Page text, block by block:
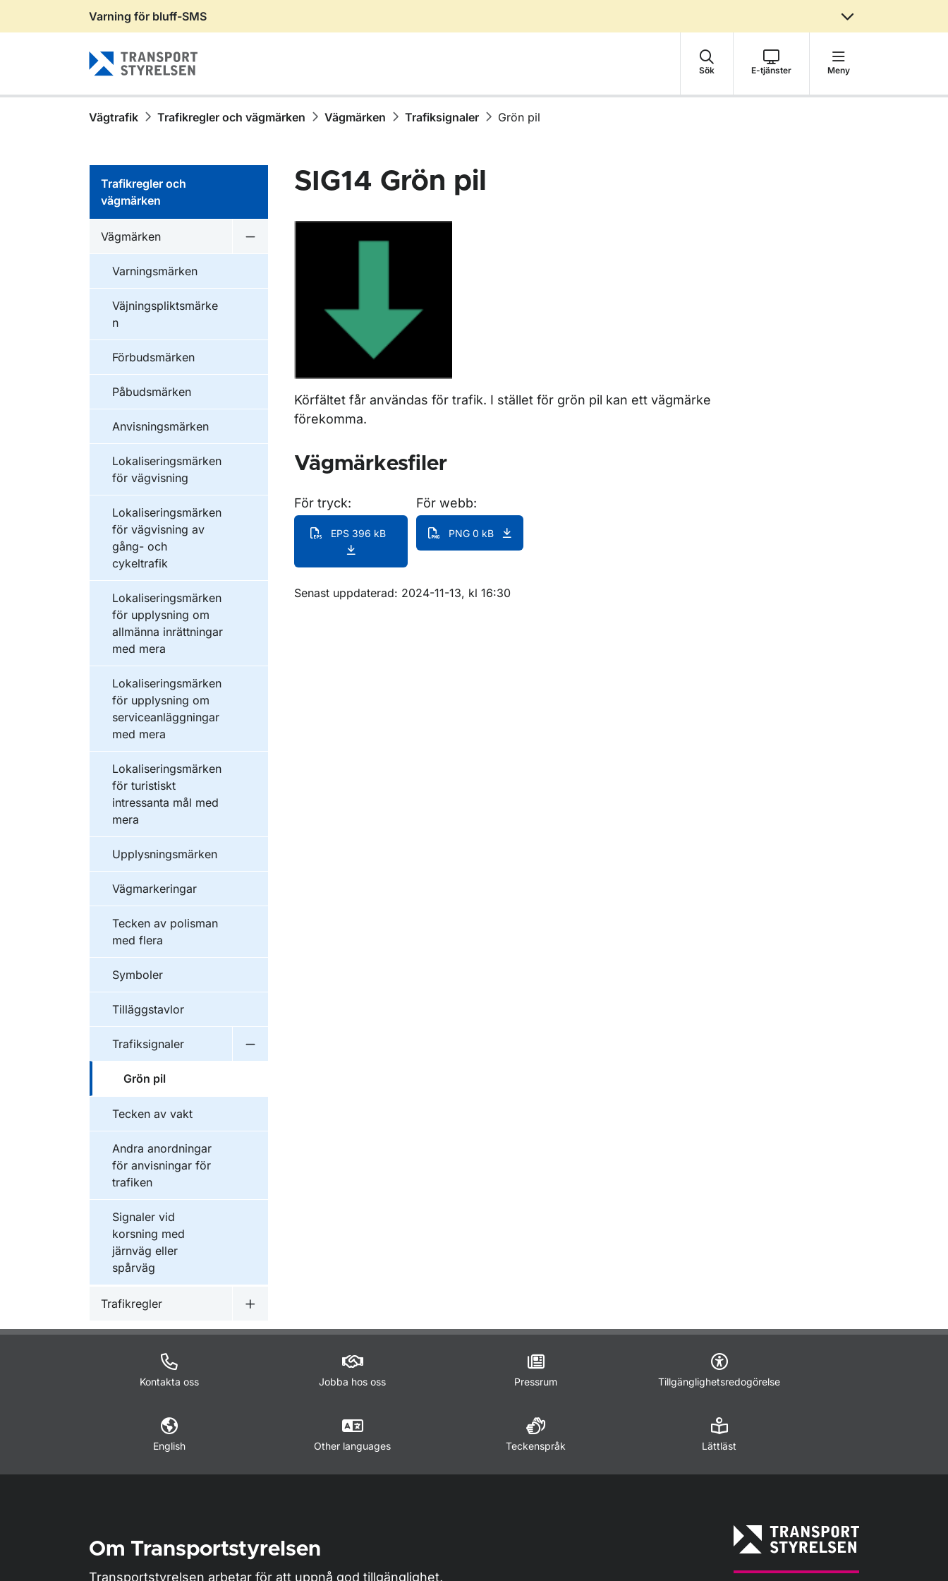
Gå till sidans innehåll
Varning för bluff-SMS
Sök E-tjänster Meny
Vägtrafik Trafikregler och vägmärken Vägmärken Trafiksignaler Grön pil
Trafikregler och
vägmärken
Vägmärken
Undermeny för Vägmärken
Varningsmärken
Väjningspliktsmärke
n
Förbudsmärken
Påbudsmärken
Anvisningsmärken
Lokaliseringsmärken
för vägvisning
Lokaliseringsmärken
för vägvisning av
gång- och
cykeltrafik
Lokaliseringsmärken
för upplysning om
allmänna inrättningar
med mera
Lokaliseringsmärken
för upplysning om
serviceanläggningar
med mera
Lokaliseringsmärken
för turistiskt
intressanta mål med
mera
Upplysningsmärken
Vägmarkeringar
Tecken av polisman
med flera
Symboler
Tilläggstavlor
Trafiksignaler
Grön pil
Tecken av vakt
Andra anordningar
för anvisningar för
trafiken
Signaler vid
korsning med
järnväg eller
spårväg
Trafikregler
Undermeny för Trafikregler
SIG14 Grön pil
Körfältet får användas för trafik. I stället för grön pil kan ett vägmärke
förekomma.
Vägmärkesfiler
För tryck:
EPS 396 kB
För webb:
PNG 0 kB
Om sidan
Senast uppdaterad: 2024-11-13, kl 16:30
Kontakta oss Jobba hos oss Pressrum Tillgänglighetsredogörelse
English Other languages Teckenspråk Lättläst
Om Transportstyrelsen
Transportstyrelsen arbetar för att uppnå god tillgänglighet,